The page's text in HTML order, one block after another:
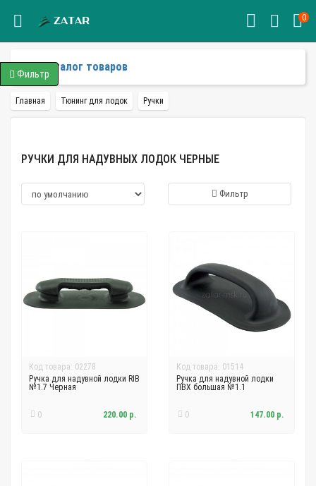
0
Каталог товаров
Главная Тюнинг для лодок Ручки
РУЧКИ ДЛЯ НАДУВНЫХ ЛОДОК ЧЕРНЫЕ
Фильтр
Код товара: 02278
Ручка для надувной лодки RIB
№1.7 Черная
0 220.00 р.
Код товара: 01514
Ручка для надувной лодки
ПВХ большая №1.1
0 147.00 р.
Фильтр